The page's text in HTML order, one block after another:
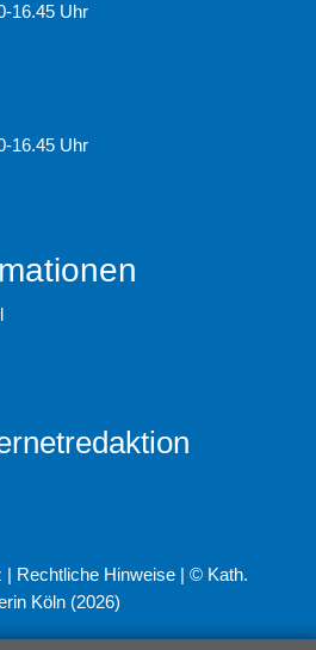
16.45 Uhr
16.45 Uhr
| Rechtliche Hinweise | © Kath.
Köln (2026)